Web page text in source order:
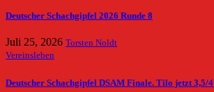
Deutscher Schachgipfel 2026 Runde 8
Juli 25, 2026 Torsten Noldt
Vereinsleben
Deutscher Schachgipfel DSAM Finale. Tilo jetzt 3,5/4